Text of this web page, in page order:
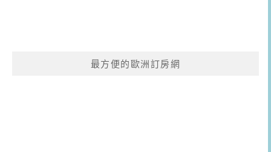
最方便的歐洲訂房網